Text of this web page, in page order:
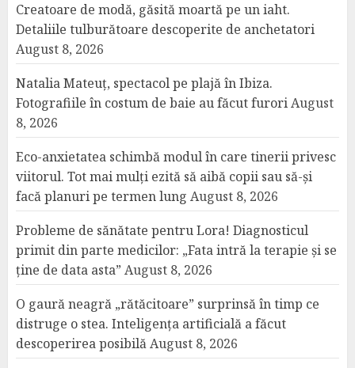
Creatoare de modă, găsită moartă pe un iaht.
Detaliile tulburătoare descoperite de anchetatori
August 8, 2026
Natalia Mateuț, spectacol pe plajă în Ibiza.
Fotografiile în costum de baie au făcut furoriAugust
8, 2026
Eco-anxietatea schimbă modul în care tinerii privesc
viitorul. Tot mai mulți ezită să aibă copii sau să-și
facă planuri pe termen lung August 8, 2026
Probleme de sănătate pentru Lora! Diagnosticul
primit din parte medicilor: „Fata intră la terapie și se
ține de data asta” August 8, 2026
O gaură neagră „rătăcitoare” surprinsă în timp ce
distruge o stea. Inteligența artificială a făcut
descoperirea posibilăAugust 8, 2026